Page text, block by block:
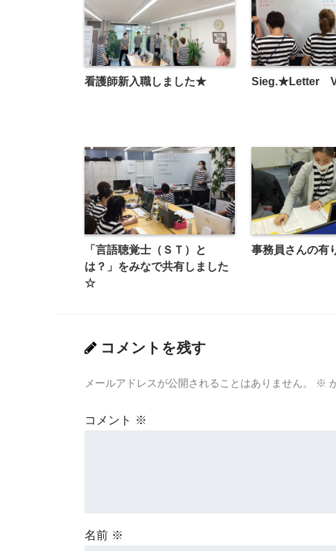
看護師新入職しました★ Sieg.★Letter
「言語聴覚士（ＳＴ）と
は？」をみなで共有しました
☆
事務員さんの有
コメントを残す
メールアドレスが公開されることはありません。 ※
コメント ※
名前 ※